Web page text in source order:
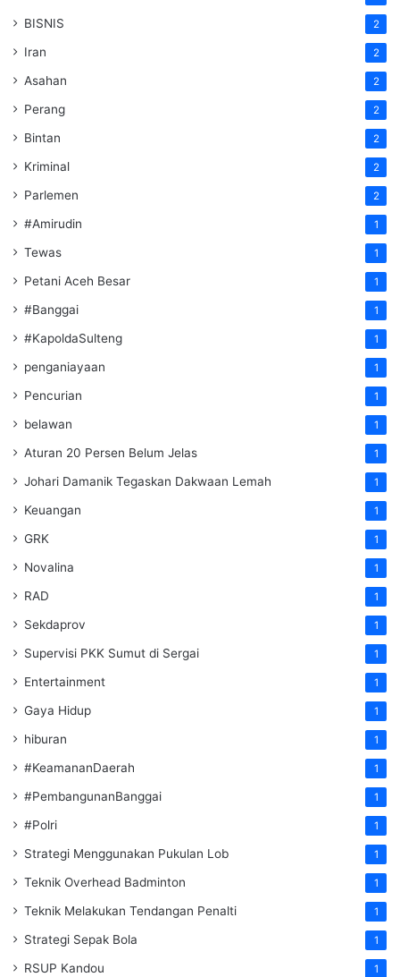
BISNIS 2
Iran 2
Asahan 2
Perang 2
Bintan 2
Kriminal 2
Parlemen 2
#Amirudin 1
Tewas 1
Petani Aceh Besar 1
#Banggai 1
#KapoldaSulteng 1
penganiayaan 1
Pencurian 1
belawan 1
Aturan 20 Persen Belum Jelas 1
Johari Damanik Tegaskan Dakwaan Lemah 1
Keuangan 1
GRK 1
Novalina 1
RAD 1
Sekdaprov 1
Supervisi PKK Sumut di Sergai 1
Entertainment 1
Gaya Hidup 1
hiburan 1
#KeamananDaerah 1
#PembangunanBanggai 1
#Polri 1
Strategi Menggunakan Pukulan Lob 1
Teknik Overhead Badminton 1
Teknik Melakukan Tendangan Penalti 1
Strategi Sepak Bola 1
RSUP Kandou 1